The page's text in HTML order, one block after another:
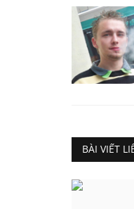
BÀI VIẾT